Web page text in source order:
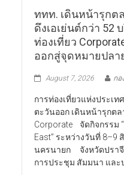
ททท. เดินหน้ารุกต
ดึงเอเย่นต์กว่า 52
ท่องเที่ยว
ออกสู่จุดหมายปล
August 7, 2026 กอ
การท่องเที่ยวแห่งประเ
ตะวันออก เดินหน้ารุกต
Corporate จัดกิจกรรม
East” ระหว่างวันที่ 8–9
นครนายก จังหวัดปรา
การประชุม สัมมนา และ